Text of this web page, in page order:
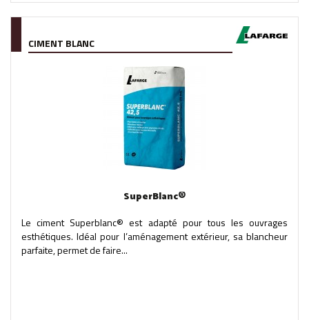
CIMENT BLANC
SuperBlanc®
Le ciment Superblanc® est adapté pour tous les ouvrages
esthétiques. Idéal pour l’aménagement extérieur, sa blancheur
parfaite, permet de faire...